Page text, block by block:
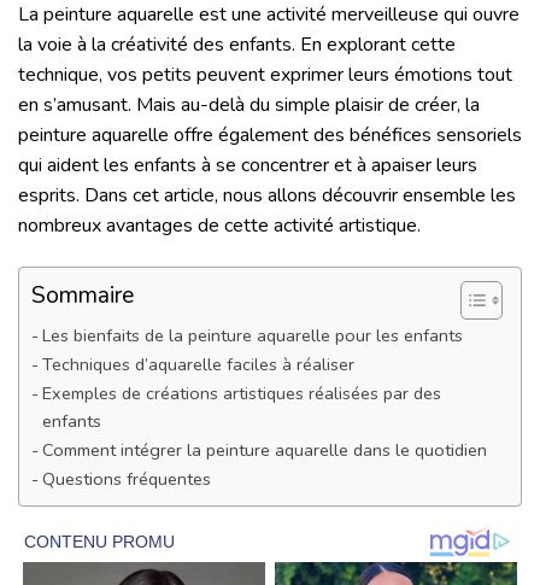
La peinture aquarelle est une activité merveilleuse qui ouvre
la voie à la créativité des enfants. En explorant cette
technique, vos petits peuvent exprimer leurs émotions tout
en s’amusant. Mais au-delà du simple plaisir de créer, la
peinture aquarelle offre également des bénéfices sensoriels
qui aident les enfants à se concentrer et à apaiser leurs
esprits. Dans cet article, nous allons découvrir ensemble les
nombreux avantages de cette activité artistique.
Sommaire
Les bienfaits de la peinture aquarelle pour les enfants
Techniques d’aquarelle faciles à réaliser
Exemples de créations artistiques réalisées par des
enfants
Comment intégrer la peinture aquarelle dans le quotidien
Questions fréquentes